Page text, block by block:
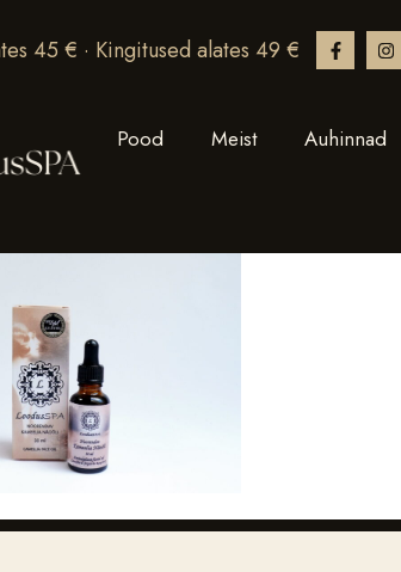
45 € · Kingitused alates 49 €
Pood Meist Auhinnad